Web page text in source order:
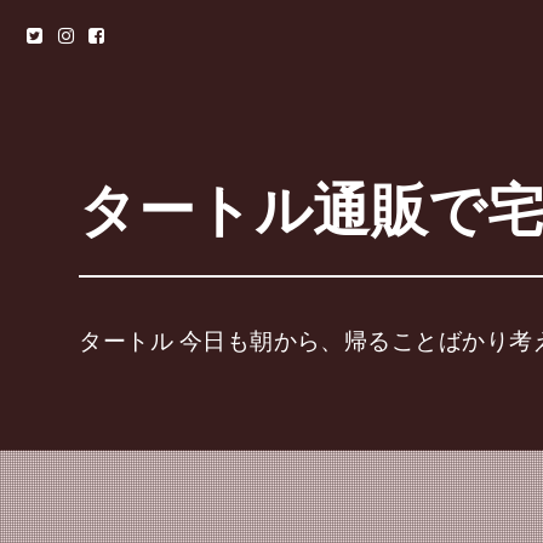
タートル通販で
タートル 今日も朝から、帰ることばかり考